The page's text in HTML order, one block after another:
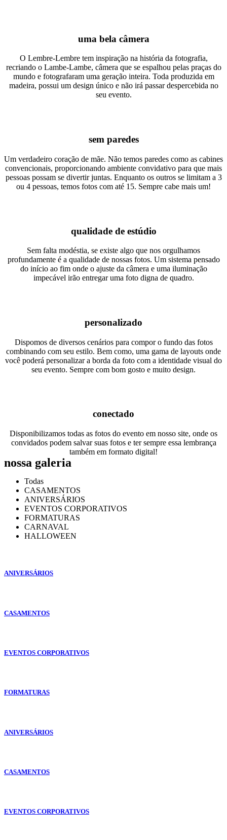
uma bela câmera
O Lembre-Lembre tem inspiração na história da fotografia,
recriando o Lambe-Lambe, câmera que se espalhou pelas praças do
mundo e fotografaram uma geração inteira. Toda produzida em
madeira, possui um design único e não irá passar despercebida no
seu evento.
sem paredes
Um verdadeiro coração de mãe. Não temos paredes como as cabines
convencionais, proporcionando ambiente convidativo para que mais
pessoas possam se divertir juntas. Enquanto os outros se limitam a 3
ou 4 pessoas, temos fotos com até 15. Sempre cabe mais um!
qualidade de estúdio
Sem falta modéstia, se existe algo que nos orgulhamos
profundamente é a qualidade de nossas fotos. Um sistema pensado
do início ao fim onde o ajuste da câmera e uma iluminação
impecável irão entregar uma foto digna de quadro.
personalizado
Dispomos de diversos cenários para compor o fundo das fotos
combinando com seu estilo. Bem como, uma gama de layouts onde
você poderá personalizar a borda da foto com a identidade visual do
seu evento. Sempre com bom gosto e muito design.
conectado
Disponibilizamos todas as fotos do evento em nosso site, onde os
convidados podem salvar suas fotos e ter sempre essa lembrança
também em formato digital!
nossa galeria
Todas
CASAMENTOS
ANIVERSÁRIOS
EVENTOS CORPORATIVOS
FORMATURAS
CARNAVAL
HALLOWEEN
ANIVERSÁRIOS
CASAMENTOS
EVENTOS CORPORATIVOS
FORMATURAS
ANIVERSÁRIOS
CASAMENTOS
EVENTOS CORPORATIVOS